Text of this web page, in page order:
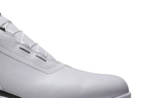
hole
Oblečení